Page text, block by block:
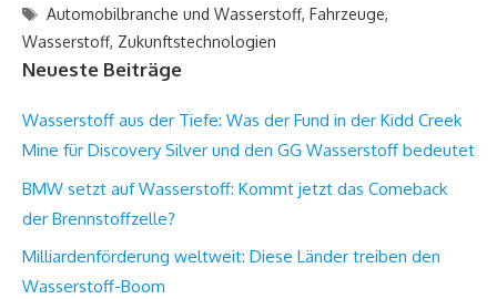
Schlagwörter
Automobilbranche und Wasserstoff,Fahrzeuge,
Wasserstoff, Zukunftstechnologien
Neueste Beiträge
Wasserstoff aus der Tiefe: Was der Fund in der Kidd Creek
Mine für Discovery Silver und den GG Wasserstoff bedeutet
BMW setzt auf Wasserstoff: Kommt jetzt das Comeback
der Brennstoffzelle?
Milliardenförderung weltweit: Diese Länder treiben den
Wasserstoff-Boom